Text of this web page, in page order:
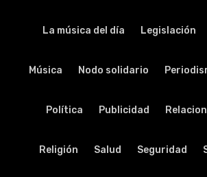
La música del día Legislación
Música Nodo solidario
Política Publicidad
Religión Salud Seguridad